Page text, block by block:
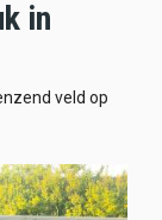
in
veld op